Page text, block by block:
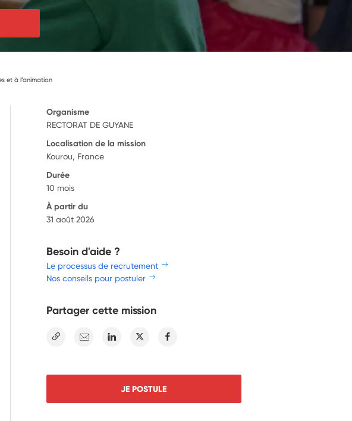
et à l’animation
Organisme
RECTORAT DE GUYANE
Localisation de la mission
Kourou, France
Durée
10 mois
À partir du
31 août 2026
Besoin d'aide ?
Le processus de recrutement
Nos conseils pour postuler
Partager cette mission
E-mail Linkedin Twitter
JE POSTULE